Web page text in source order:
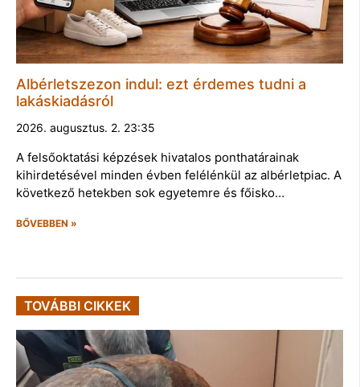
Albérletszezon indul: ezt érdemes tudni a
lakáskiadásról
2026. augusztus. 2. 23:35
A felsőoktatási képzések hivatalos ponthatárainak
kihirdetésével minden évben felélénkül az albérletpiac. A
következő hetekben sok egyetemre és főisko…
BŐVEBBEN »
TOVÁBBI CIKKEK